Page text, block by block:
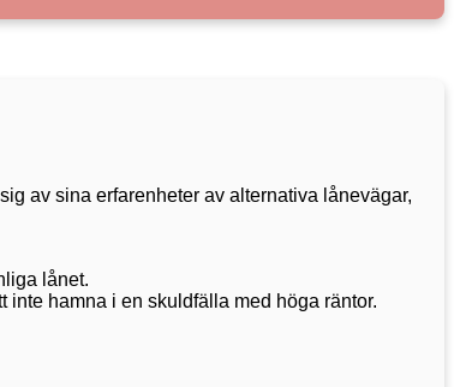
av sina erfarenheter av alternativa lånevägar,
lånet.
hamna i en skuldfälla med höga räntor.